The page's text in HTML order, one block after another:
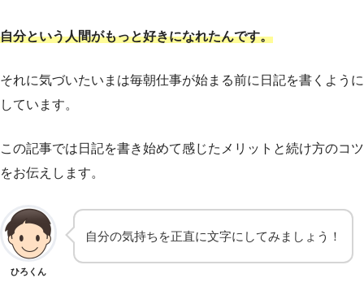
自分という人間がもっと好きになれたんです。
それに気づいたいまは毎朝仕事が始まる前に日記を書くように
しています。
この記事では日記を書き始めて感じたメリットと続け方のコツ
をお伝えします。
ひろくん
自分の気持ちを正直に文字にしてみましょう！